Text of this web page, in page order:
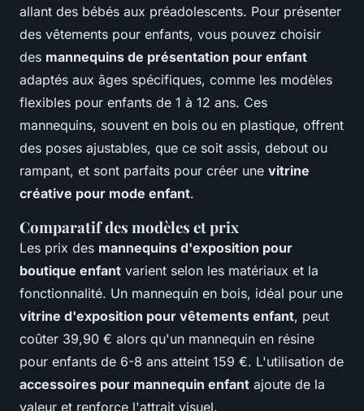
allant des bébés aux préadolescents. Pour présenter
des vêtements pour enfants, vous pouvez choisir
des mannequins de présentation pour enfant
adaptés aux âges spécifiques, comme les modèles
flexibles pour enfants de 1 à 12 ans. Ces
mannequins, souvent en bois ou en plastique, offrent
des poses ajustables, que ce soit assis, debout ou
rampant, et sont parfaits pour créer une vitrine
créative pour mode enfant.
Comparatif des modèles et prix
Les prix des mannequins d'exposition pour
boutique enfant varient selon les matériaux et la
fonctionnalité. Un mannequin en bois, idéal pour une
vitrine d'exposition pour vêtements enfant, peut
coûter 39,90 € alors qu'un mannequin en résine
pour enfants de 6-8 ans atteint 159 €. L'utilisation de
accessoires pour mannequin enfant ajoute de la
valeur et renforce l'attrait visuel.